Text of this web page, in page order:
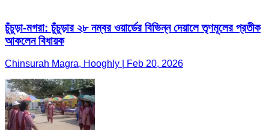
চুঁচুড়া-মগরা: চুঁচুড়ার ২৮ নম্বর ওয়ার্ডের বিভিন্ন দেয়ালে তৃণমূলের প্রতীক
আকলেন বিধায়ক
Chinsurah Magra, Hooghly | Feb 20, 2026